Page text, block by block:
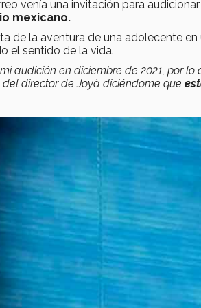
venía una invitación para
mexicano.
de la aventura de una adolecente
el sentido de la vida.
audición en diciembre de 2021, por
director de Joyà diciéndome que